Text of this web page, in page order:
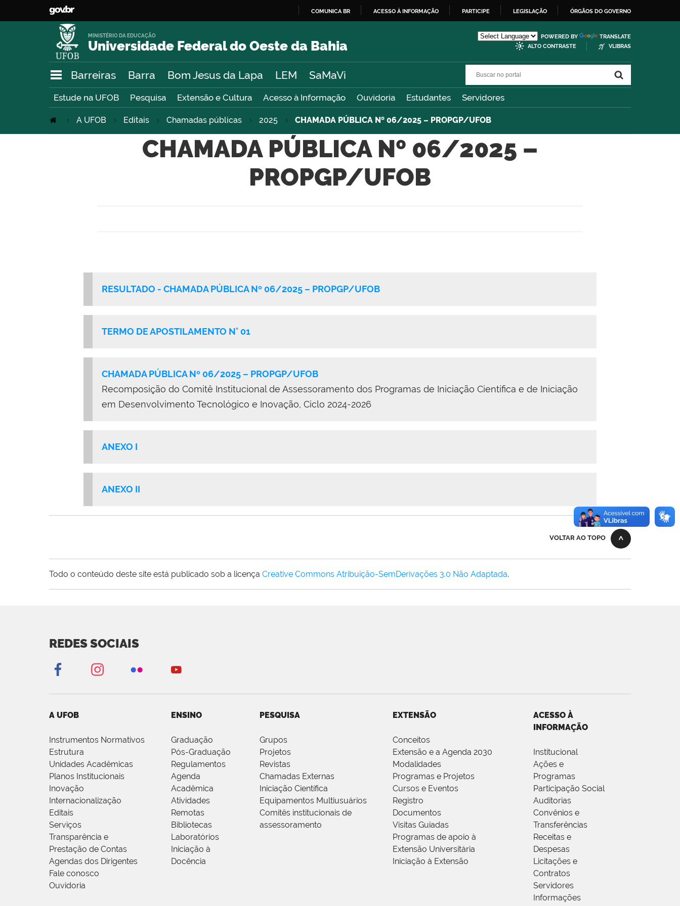
O
COMUNICA BR ACESSO À INFORMAÇÃO PARTICIPE LEGISLAÇÃO ÓRGÃOS DO GOVERNO
Universidade Federal do Oeste da Bahia
MINISTÉRIO DA EDUCAÇÃO POWERED BY
TRANSLATE
ALTO CONTRASTE
VLIBRAS
Barreiras Barra Bom Jesus da Lapa LEM SaMaVi
Estude na UFOB Pesquisa Extensão e Cultura Acesso à Informação Ouvidoria Estudantes Servidores
A UFOB Editais Chamadas públicas 2025 CHAMADA PÚBLICA Nº 06/2025 – PROPGP/UFOB
CHAMADA PÚBLICA Nº 06/2025 –
PROPGP/UFOB
RESULTADO - CHAMADA PÚBLICA Nº 06/2025 – PROPGP/UFOB
TERMO DE APOSTILAMENTO N° 01
CHAMADA PÚBLICA Nº 06/2025 – PROPGP/UFOB
Recomposição do Comitê Institucional de Assessoramento dos Programas de Iniciação Científica e de Iniciação
em Desenvolvimento Tecnológico e Inovação, Ciclo 2024-2026
ANEXO I
ANEXO II
VOLTAR AO TOPO
Todo o conteúdo deste site está publicado sob a licença Creative Commons Atribuição-SemDerivações 3.0 Não Adaptada.
REDES SOCIAIS
A UFOB
Instrumentos Normativos
Estrutura
Unidades Acadêmicas
Planos Institucionais
Inovação
Internacionalização
Editais
Serviços
Transparência e
Prestação de Contas
Agendas dos Dirigentes
Fale conosco
Ouvidoria
ENSINO
Graduação
Pós-Graduação
Regulamentos
Agenda
Acadêmica
Atividades
Remotas
Bibliotecas
Laboratórios
Iniciação à
Docência
PESQUISA
Grupos
Projetos
Revistas
Chamadas Externas
Iniciação Científica
Equipamentos Multiusuários
Comitês institucionais de
assessoramento
EXTENSÃO
Conceitos
Extensão e a Agenda 2030
Modalidades
Programas e Projetos
Cursos e Eventos
Registro
Documentos
Visitas Guiadas
Programas de apoio à
Extensão Universitária
Iniciação à Extensão
ACESSO À
INFORMAÇÃO
Institucional
Ações e
Programas
Participação Social
Auditorias
Convênios e
Transferências
Receitas e
Despesas
Licitações e
Contratos
Servidores
Informações